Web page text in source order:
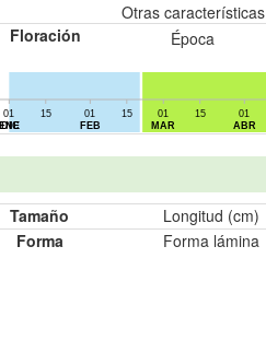
Otras características
Floración
Época
DIC
01
ENE
15
01
FEB
15
01
MAR
15
01
ABR
Tamaño Longitud (cm)
Forma
Forma lámina